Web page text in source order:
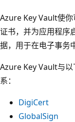
Azure Key Vault使
证书，并为应用程序
据，用于在电子事务
Azure Key Vault与
系：
DigiCert
GlobalSign